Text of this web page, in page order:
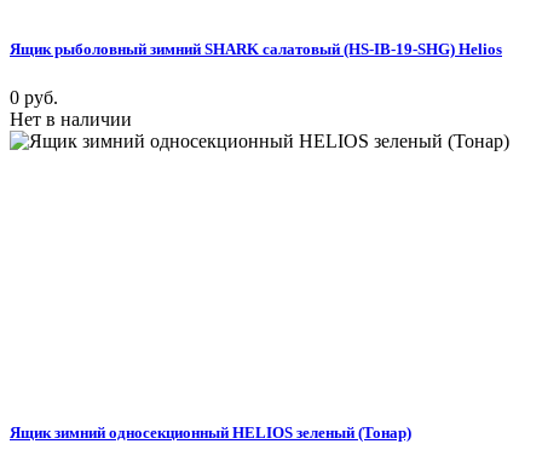
Ящик рыболовный зимний SHARK салатовый (HS-IB-19-SHG) Helios
0 руб.
Нет в наличии
Ящик зимний односекционный HELIOS зеленый (Тонар)